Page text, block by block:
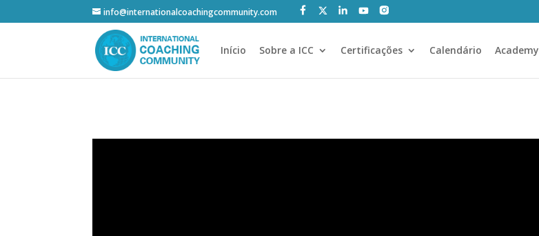
info@internationalcoachingcommunity.com
Início Sobre a ICC Certificações Calendário Academy